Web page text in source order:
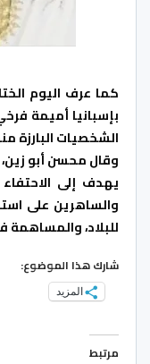
كما عرف اليوم
بإسبانيا أميمة
الشخصيات البارزة
وقال محسن أبو زين،
يهدف إلى الاحتفاء
والساهرين على
للبلاد، والمساهمة
شارك هذا الموضوع:
المزيد
مرتبط